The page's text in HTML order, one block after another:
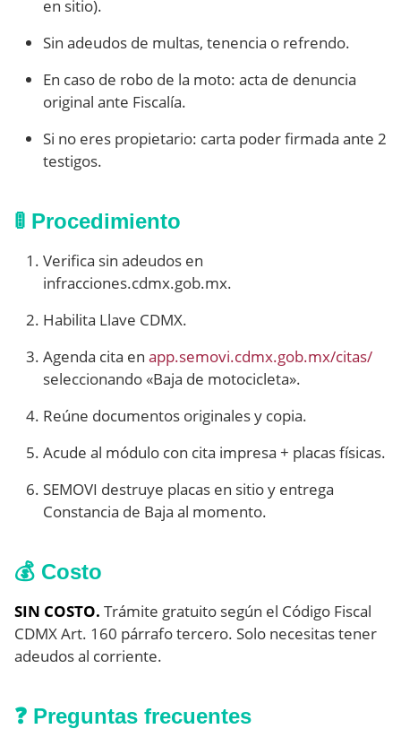
en sitio).
Sin adeudos de multas, tenencia o refrendo.
En caso de robo de la moto: acta de denuncia
original ante Fiscalía.
Si no eres propietario: carta poder firmada ante 2
testigos.
🚦 Procedimiento
Verifica sin adeudos en
infracciones.cdmx.gob.mx.
Habilita Llave CDMX.
Agenda cita en app.semovi.cdmx.gob.mx/citas/
seleccionando «Baja de motocicleta».
Reúne documentos originales y copia.
Acude al módulo con cita impresa + placas físicas.
SEMOVI destruye placas en sitio y entrega
Constancia de Baja al momento.
💰 Costo
SIN COSTO. Trámite gratuito según el Código Fiscal
CDMX Art. 160 párrafo tercero. Solo necesitas tener
adeudos al corriente.
❓ Preguntas frecuentes